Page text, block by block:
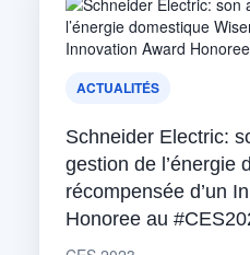
ACTUALITÉS
Schneider Electric:
gestion de l’énergie
récompensée d’un
Honoree au